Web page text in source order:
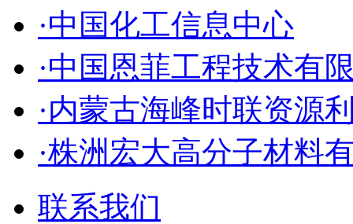
·中国化工信息中心
·中国恩菲工程技术有
·内蒙古海峰时联资源
·株洲宏大高分子材料
联系我们